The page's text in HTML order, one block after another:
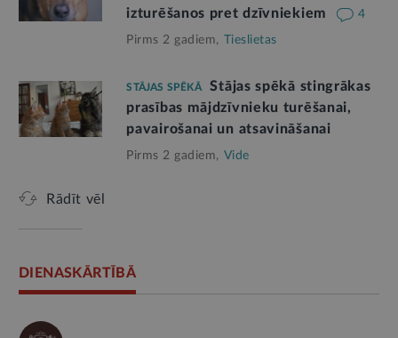
izturēšanos pret dzīvniekiem
4
Pirms 2 gadiem, Tieslietas
STĀJAS SPĒKĀ
Stājas spēkā stingrākas
prasības mājdzīvnieku turēšanai,
pavairošanai un atsavināšanai
Pirms 2 gadiem, Vide
Rādīt vēl
DIENASKĀRTĪBĀ